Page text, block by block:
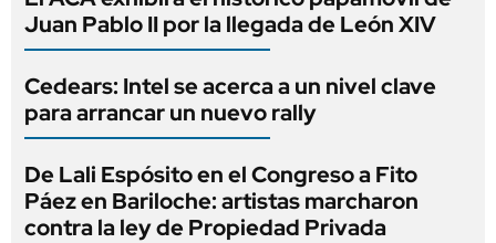
Juan Pablo II por la llegada de León XIV
Cedears: Intel se acerca a un nivel clave
para arrancar un nuevo rally
De Lali Espósito en el Congreso a Fito
Páez en Bariloche: artistas marcharon
contra la ley de Propiedad Privada